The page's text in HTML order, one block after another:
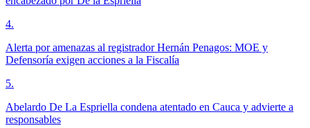
4.
Alerta por amenazas al registrador Hernán Penagos: MOE y
Defensoría exigen acciones a la Fiscalía
5.
Abelardo De La Espriella condena atentado en Cauca y advierte a
responsables